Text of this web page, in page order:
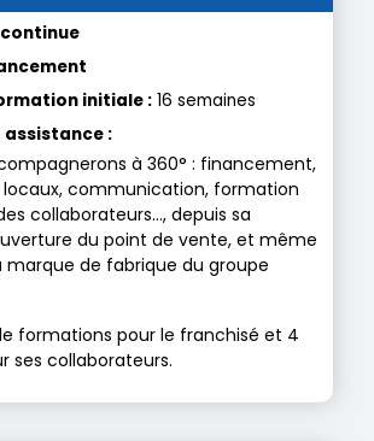
initiale : 16 semaines
:
à 360° : financement,
communication, formation
collaborateurs…, depuis sa
du point de vente, et même
marque de fabrique du groupe
formations pour le franchisé et 4
ses collaborateurs.